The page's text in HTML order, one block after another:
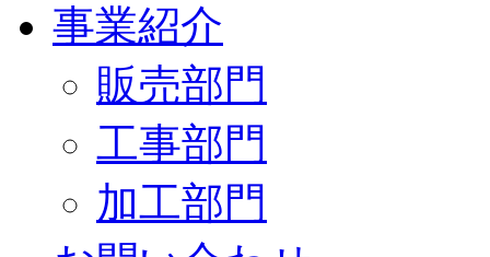
事業紹介
販売部門
工事部門
加工部門